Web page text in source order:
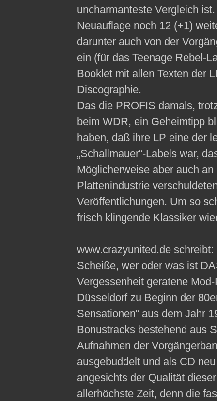
uncharmanteste Vergleich
Neuauflage noch 12 (+1)
darunter auch von der
ein (für das Teenage Rebel-
Booklet mit allen Texten der
Discographie.
Das die PROFIS damals,
beim WDR, ein Geheimtipp
haben, daß ihre LP eine der
„Schallmauer“-Labels war,
Möglicherweise aber auch
Plattenindustrie
Veröffentlichungen. Um so
frisch klingende Klassiker
www.crazyunited.de schreibt:
Scheiße, wer oder was ist
Vergessenheit geratene
Düsseldorf zu Beginn der
Sensationen“ aus dem Jahr
Bonustracks bestehend aus
Aufnahmen der
ausgebuddelt und als CD
angesichts der Qualität
allerhöchste Zeit, denn die